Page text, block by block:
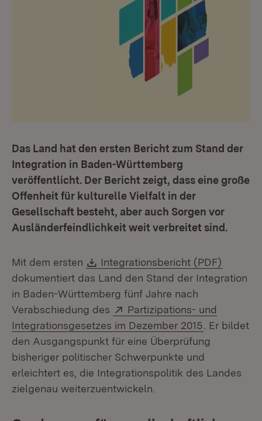
Das Land hat den ersten Bericht zum Stand der
Integration in Baden-Württemberg
veröffentlicht. Der Bericht zeigt, dass eine große
Offenheit für kulturelle Vielfalt in der
Gesellschaft besteht, aber auch Sorgen vor
Ausländerfeindlichkeit weit verbreitet sind.
Mit dem ersten Download:
Integrationsbericht (PDF)
dokumentiert das Land den Stand der Integration
in Baden-Württemberg fünf Jahre nach
Verabschiedung des
Extern:
Partizipations- und
Integrationsgesetzes im Dezember 2015 (Öffnet in
. Er bildet
den Ausgangspunkt für eine Überprüfung
bisheriger politischer Schwerpunkte und
erleichtert es, die Integrationspolitik des Landes
zielgenau weiterzuentwickeln.